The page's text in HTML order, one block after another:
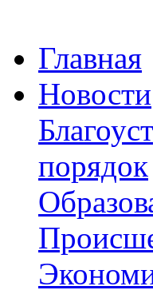
Главная
Новости
порядок